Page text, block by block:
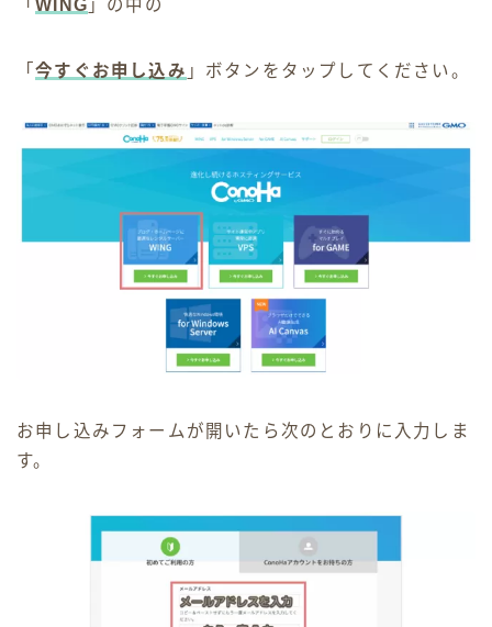
「WING 」の中の
「今すぐお申し込み 」ボタンをタップしてください。
お申し込みフォームが開いたら次のとおりに入力しま
す。